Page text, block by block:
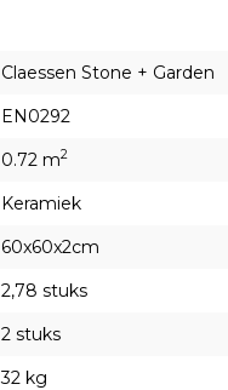
Claessen Stone + Garden
EN0292
0.72 m2
Keramiek
60x60x2cm
2,78 stuks
2 stuks
32 kg